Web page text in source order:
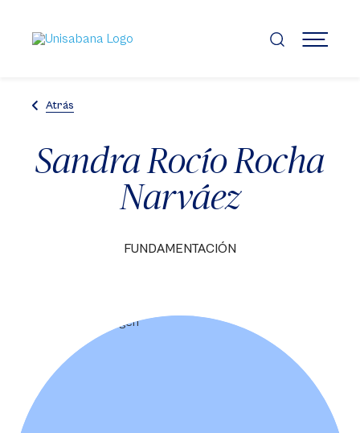
contenido
principal
MENÚ
Atrás
Sandra Rocío Rocha
Narváez
FUNDAMENTACIÓN